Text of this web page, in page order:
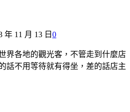
年 11 月 13 日 0
界各地的觀光客，不管走到什麼店
話不用等待就有得坐，差的話店主